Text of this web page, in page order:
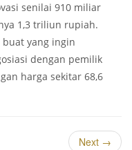
senilai 910 miliar
1,3 triliun rupiah.
yang ingin
dengan pemilik
harga sekitar 68,6
Next →